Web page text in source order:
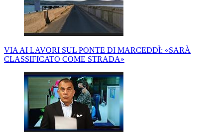
VIA AI LAVORI SUL PONTE DI MARCEDDÌ: «SARÀ
CLASSIFICATO COME STRADA»